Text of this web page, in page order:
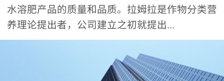
水溶肥产品的质量和品质。拉姆拉是作物分类营
养理论提出者，公司建立之初就提出...